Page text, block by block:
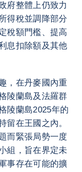
府整體上仍致力
得稅並調降部分
稅額門檻、提高
息扣除額及其他
，在丹麥國內重
陵蘭島及法羅群
陵蘭島2025年的
留在王國之內。
而緊張局勢一度
組，旨在界定未
事存在可能的擴